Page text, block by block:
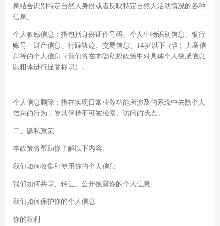
息结合识别特定自然人身份或者反映特定自然人活动情况的各种
信息。
个人敏感信息：指包括身份证件号码、个人生物识别信息、银行
账号、财产信息、行踪轨迹、交易信息、14岁以下（含）儿童信
息等的个人信息（我们将在本隐私权政策中对具体个人敏感信息
以粗体进行显著标识）。
个人信息删除：指在实现日常业务功能所涉及的系统中去除个人
信息的行为，使其保持不可被检索、访问的状态。
二、隐私政策
本政策将帮助你了解以下内容:
我们如何收集和使用你的个人信息
我们如何共享、转让、公开披露你的个人信息
我们如何保护你的个人信息
你的权利